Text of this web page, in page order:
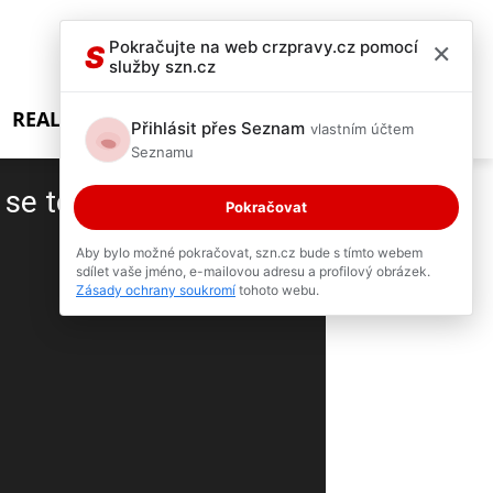
REALITY SHOW
topit
S Pokračujte na web crzpravy.cz pomocí
služby szn.cz
×
Přihlásit přes Seznam vlastním účtem
Seznamu
Pokračovat
Aby bylo možné pokračovat, szn.cz bude s tímto webem
sdílet vaše jméno, e-mailovou adresu a profilový obrázek.
Zásady ochrany soukromí tohoto webu.